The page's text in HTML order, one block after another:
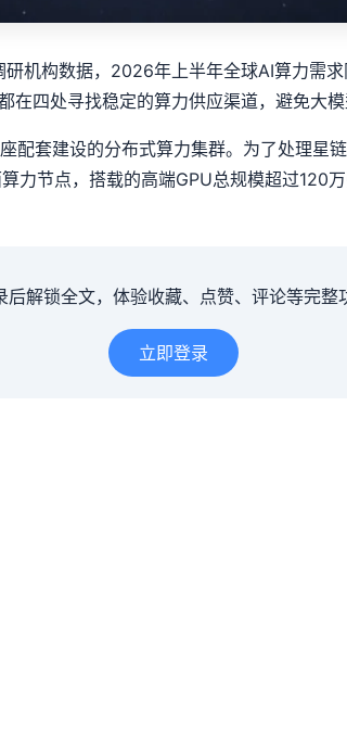
机构数据，2026年上半年全球AI算力需
四处寻找稳定的算力供应渠道，避免大模
配套建设的分布式算力集群。为了处理星
力节点，搭载的高端GPU总规模超过120
后解锁全文，体验收藏、点赞、评论等完整
立即登录